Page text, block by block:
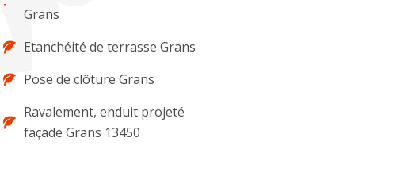
Grans
Etanchéité de terrasse Grans
Pose de clôture Grans
Ravalement, enduit projeté
façade Grans 13450